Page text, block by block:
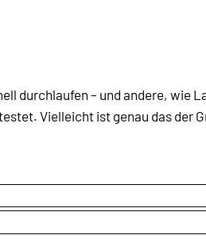
durchlaufen – und andere, wie
Vielleicht ist genau das der